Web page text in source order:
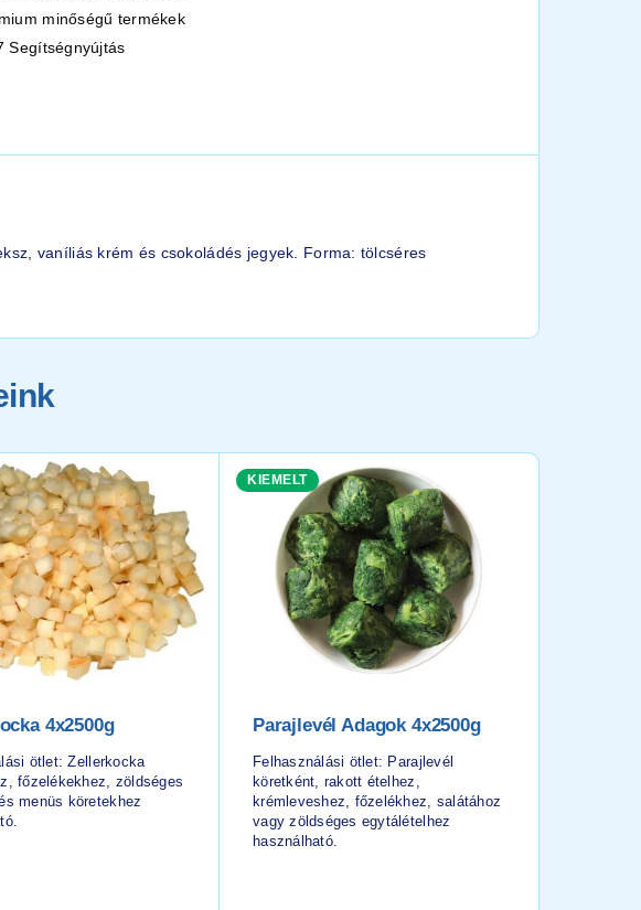
minőségű termékek
Segítségnyújtás
vaníliás krém és csokoládés jegyek. Forma: tölcséres
4x2500g
ötlet: Zellerkocka
főzelékekhez, zöldséges
menüs köretekhez
KIEMELT
Parajlevél Adagok 4x2500g
Felhasználási ötlet: Parajlevél
köretként, rakott ételhez,
krémleveshez, főzelékhez, salátához
vagy zöldséges egytálételhez
használható.